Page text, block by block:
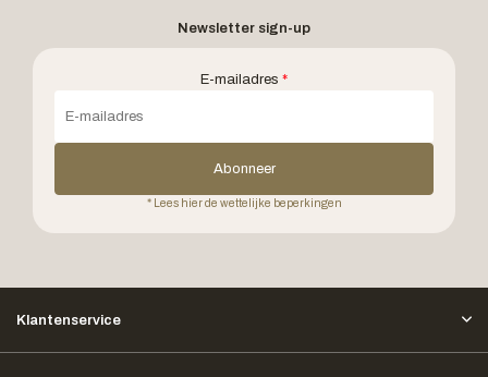
Newsletter sign-up
E-mailadres *
Abonneer
* Lees hier de wettelijke beperkingen
Klantenservice